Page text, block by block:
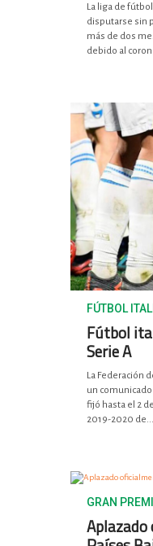
La liga de
disputarse sin
más de dos
debido al
FÚTBOL
Fútbol
Serie A
La Federación
un
fijó hasta el 2
2019-2020 de...
GRAN
Aplazado